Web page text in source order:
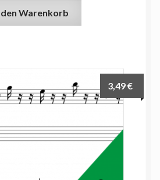
den Warenkorb
3,49€